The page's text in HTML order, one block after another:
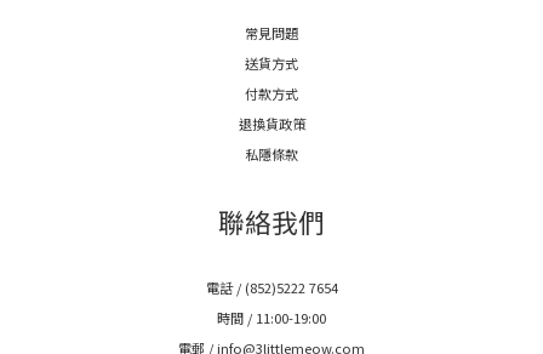
常見問題
送貨方式
付款方式
退換貨政策
私隱條款
聯絡我們
電話 / (852)5222 7654
時間 / 11:00-19:00
電郵 / info@3littlemeow.com